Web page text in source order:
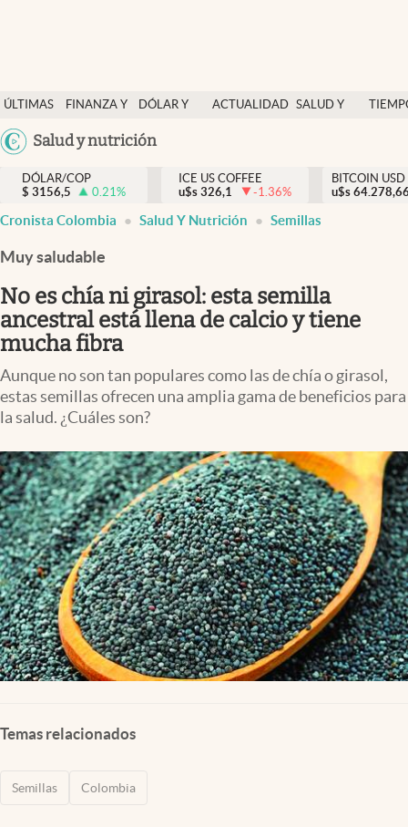
ÚLTIMAS
NOTICIAS
FINANZA Y
DÓLAR Y
ACTUALIDAD SALUD Y
México
Salud y nutrición
Salud y nutrición
Vida espiritual
Actualidad
Colombia
DÓLAR/COP
$ 3156,5 0.21%
ICE US COFFEE
u$s 326,1 -1.36%
BITCOIN USD
u$s
Cronista Colombia Salud Y Nutrición Semillas
Muy saludable
No es chía ni girasol: esta semilla
ancestral está llena de calcio y tiene
mucha fibra
Aunque no son tan populares como las de chía o girasol,
estas semillas ofrecen una amplia gama de beneficios para
la salud. ¿Cuáles son?
Temas relacionados
Semillas Colombia